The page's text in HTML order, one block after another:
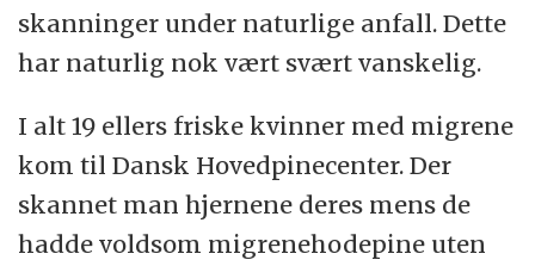
skanninger under naturlige anfall. Dette
har naturlig nok vært svært vanskelig.
I alt 19 ellers friske kvinner med migrene
kom til Dansk Hovedpinecenter. Der
skannet man hjernene deres mens de
hadde voldsom migrenehodepine uten